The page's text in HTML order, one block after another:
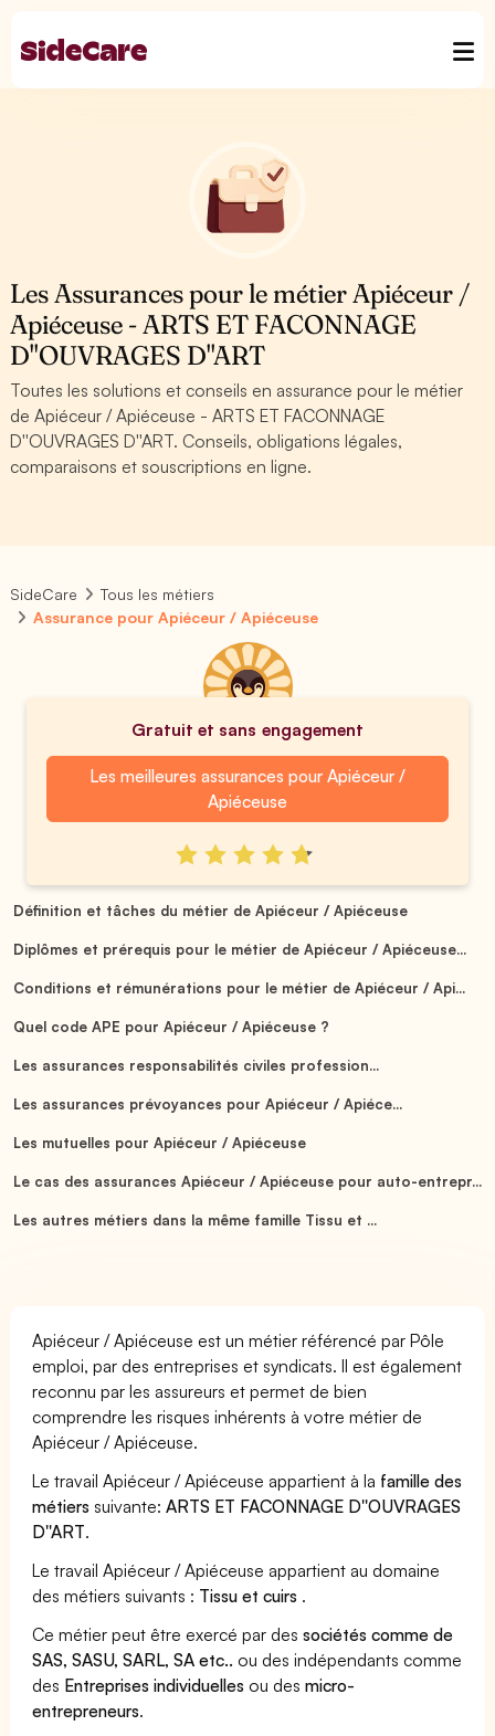
Les Assurances pour le métier Apiéceur /
Apiéceuse - ARTS ET FACONNAGE
D''OUVRAGES D''ART
Toutes les solutions et conseils en assurance pour le métier
de Apiéceur / Apiéceuse - ARTS ET FACONNAGE
D''OUVRAGES D''ART. Conseils, obligations légales,
comparaisons et souscriptions en ligne.
SideCare
Tous les métiers
Assurance pour Apiéceur / Apiéceuse
Gratuit et sans engagement
Les meilleures assurances pour Apiéceur /
Apiéceuse
Définition et tâches du métier de Apiéceur / Apiéceuse
Diplômes et prérequis pour le métier de Apiéceur / Apiéceuse...
Conditions et rémunérations pour le métier de Apiéceur / Api...
Quel code APE pour Apiéceur / Apiéceuse ?
Les assurances responsabilités civiles profession...
Les assurances prévoyances pour Apiéceur / Apiéce...
Les mutuelles pour Apiéceur / Apiéceuse
Le cas des assurances Apiéceur / Apiéceuse pour auto-entrepr...
Les autres métiers dans la même famille Tissu et ...
Apiéceur / Apiéceuse est un métier référencé par Pôle
emploi, par des entreprises et syndicats. Il est également
reconnu par les assureurs et permet de bien
comprendre les risques inhérents à votre métier de
Apiéceur / Apiéceuse.
Le travail Apiéceur / Apiéceuse appartient à la famille des
métiers suivante:ARTS ET FACONNAGE D''OUVRAGES
D''ART.
Le travail Apiéceur / Apiéceuse appartient au domaine
des métiers suivants : Tissu et cuirs .
Ce métier peut être exercé par dessociétés comme de
SAS, SASU, SARL, SA etc.. ou des indépendants comme
des Entreprises individuelles ou desmicro-
entrepreneurs.